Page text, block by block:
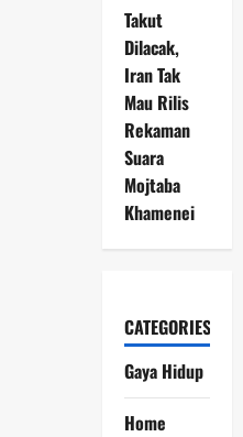
Takut
Dilacak,
Iran Tak
Mau Rilis
Rekaman
Suara
Mojtaba
Khamenei
CATEGORIES
Gaya Hidup
Home